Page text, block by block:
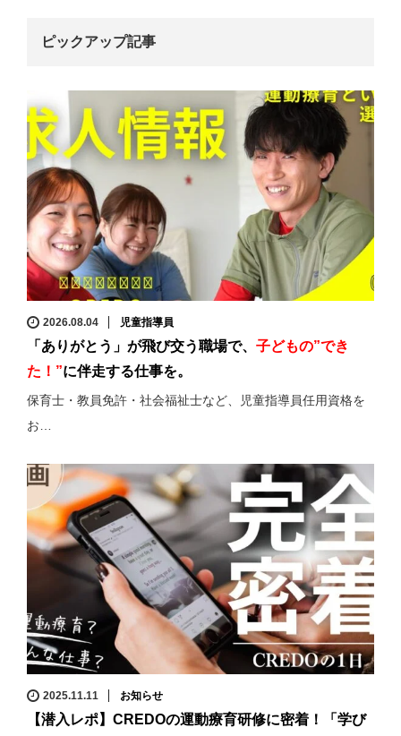
ピックアップ記事
2026.08.04 児童指導員
「ありがとう」が飛び交う職場で、 子どもの”でき
た！”に伴走する仕事を。
保育士・教員免許・社会福祉士など、児童指導員任用資格を
お…
2025.11.11 お知らせ
【潜入レポ】CREDOの運動療育研修に密着！「学び